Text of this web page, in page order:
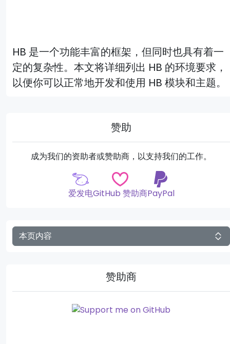
HB 是一个功能丰富的框架，但同时也具有着一
定的复杂性。本文将详细列出 HB 的环境要求，
以便你可以正常地开发和使用 HB 模块和主题。
赞助
成为我们的资助者或赞助商，以支持我们的工作。
爱发电GitHub 赞助商PayPal
本页内容
赞助商